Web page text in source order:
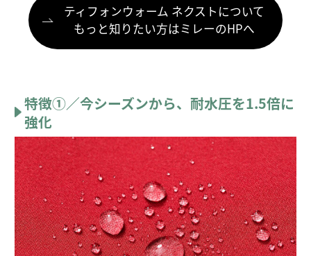
ティフォンウォーム ネクストについて
もっと知りたい方はミレーのHPへ
特徴①／今シーズンから、耐水圧を1.5倍に
強化